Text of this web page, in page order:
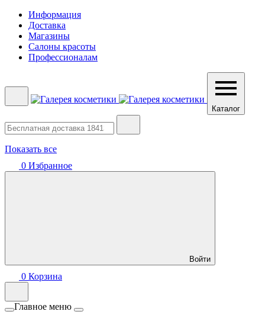
Информация
Доставка
Магазины
Салоны красоты
Профессионалам
Каталог
Показать все
0 Избранное
Войти
0 Корзина
Главное меню